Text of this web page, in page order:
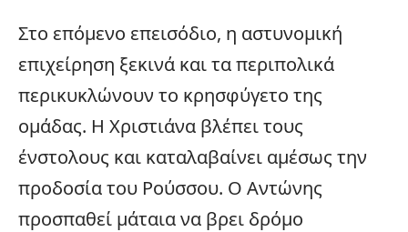
Στο επόμενο επεισόδιο, η αστυνομική
επιχείρηση ξεκινά και τα περιπολικά
περικυκλώνουν το κρησφύγετο της
ομάδας. Η Χριστιάνα βλέπει τους
ένστολους και καταλαβαίνει αμέσως την
προδοσία του Ρούσσου. Ο Αντώνης
προσπαθεί μάταια να βρει δρόμο